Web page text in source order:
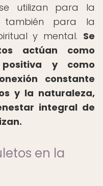
utilizan para la
también para la
y mental. Se
actúan como
y como
constante
y la naturaleza,
integral de
en la